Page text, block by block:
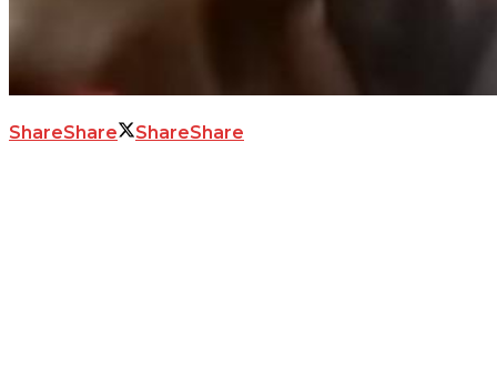
ShareShare ShareShare